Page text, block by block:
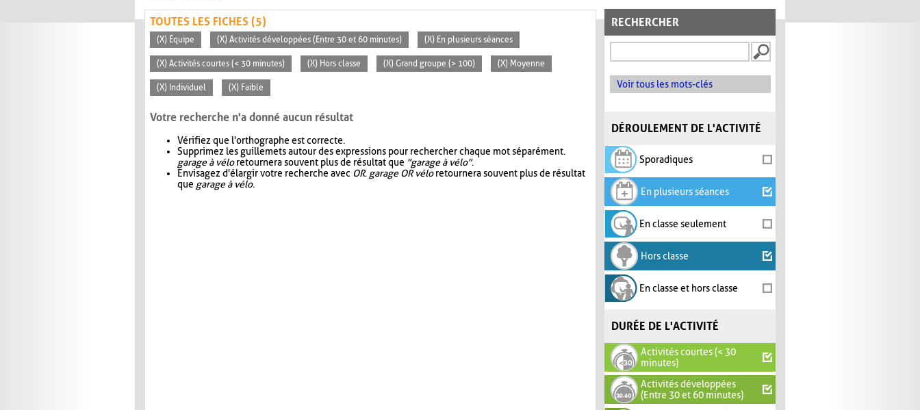
RECHERCHER
Voir tous les mots-clés
DÉROULEMENT DE L'ACTIVITÉ
Sporadiques
En plusieurs séances
En classe seulement
Hors classe
En classe et hors classe
DURÉE DE L'ACTIVITÉ
Activités courtes (< 30
minutes)
Activités développées
(Entre 30 et 60 minutes)
TOUTES LES FICHES (5)
(X) Équipe (X) Activités développées (Entre 30 et 60 minutes) (X) En plusieurs séances
(X) Activités courtes (< 30 minutes) (X) Hors classe (X) Grand groupe (> 100) (X) Moyenne
(X) Individuel (X) Faible
Votre recherche n'a donné aucun résultat
Vérifiez que l'orthographe est correcte.
Supprimez les guillemets autour des expressions pour rechercher chaque mot séparément.
garage à véloretournera souvent plus de résultat que "garage à vélo".
Envisagez d'élargir votre recherche avec OR. garage OR véloretournera souvent plus de résultat
que garage à vélo.